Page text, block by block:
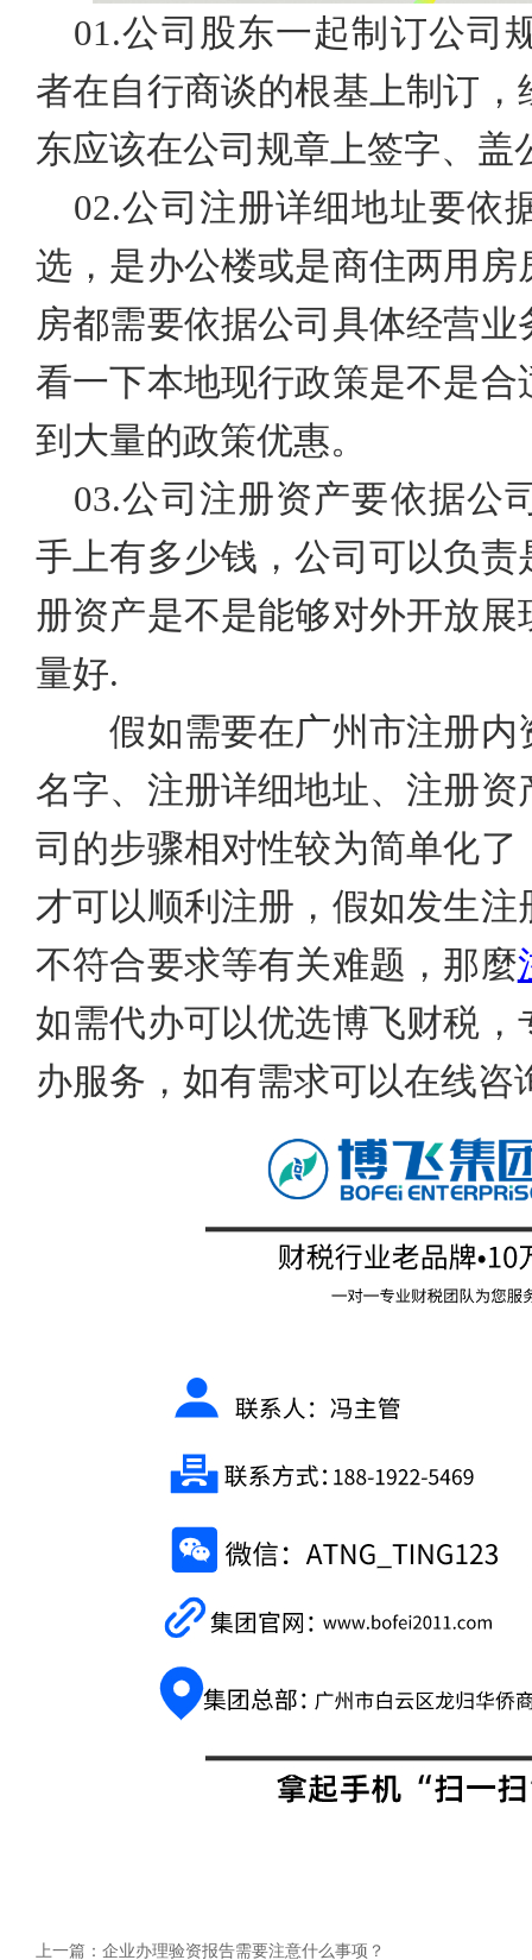
01.公司股东一起制订公司
者在自行商谈的根基上制订
东应该在公司规章上签字、盖
02.公司注册详细地址要依
选，是办公楼或是商住两用
房都需要依据公司具体经营
看一下本地现行政策是不是
到大量的政策优惠。
03.公司注册资产要依据公
手上有多少钱，公司可以负
册资产是不是能够对外开放
量好.
假如需要在广州市注册内
名字、注册详细地址、注册
司的步骤相对性较为简单化
才可以顺利注册，假如发生
不符合要求等有关难题，那麼
如需代办可以优选博飞财税
办服务，如有需求可以在线咨
上一篇： 企业办理验资报告需要注意什么事项？